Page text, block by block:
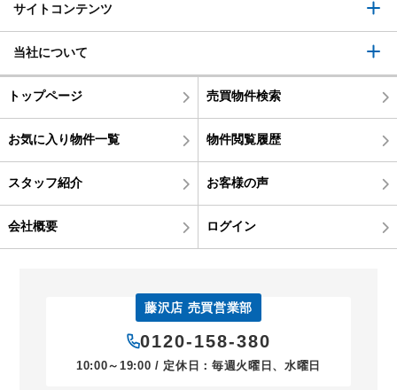
サイトコンテンツ
当社について
トップページ 売買物件検索
お気に入り物件一覧 物件閲覧履歴
スタッフ紹介 お客様の声
会社概要 ログイン
藤沢店 売買営業部
0120-158-380
10:00～19:00 / 定休日：毎週火曜日、水曜日